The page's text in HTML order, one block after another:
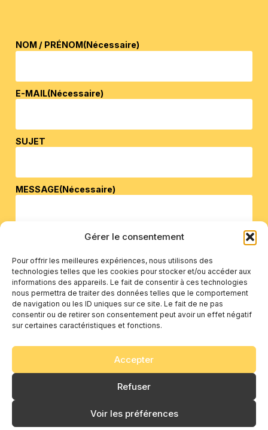
Gérer le consentement
Pour offrir les meilleures expériences, nous utilisons des
technologies telles que les cookies pour stocker et/ou accéder aux
informations des appareils. Le fait de consentir à ces technologies
nous permettra de traiter des données telles que le comportement
de navigation ou les ID uniques sur ce site. Le fait de ne pas
consentir ou de retirer son consentement peut avoir un effet négatif
sur certaines caractéristiques et fonctions.
Accepter
Refuser
Voir les préférences
NOM / PRÉNOM(Nécessaire)
E-MAIL(Nécessaire)
SUJET
MESSAGE(Nécessaire)
0 sur 600 caractères maximum